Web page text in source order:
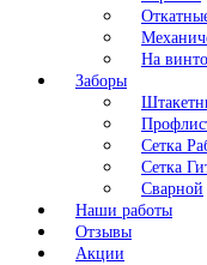
На
Заборы
Сетка
Сетка
Сварной
Наши работы
Отзывы
Акции